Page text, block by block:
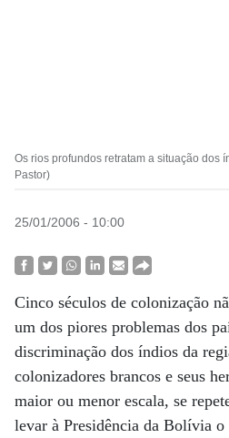
Os rios profundos retratam a situação dos
Pastor)
25/01/2006 - 10:00
Cinco séculos de colonização
um dos piores problemas dos
discriminação dos índios da
colonizadores brancos e seus
maior ou menor escala, se
levar à Presidência da Bolívia